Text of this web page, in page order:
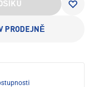
PRODEJNĚ